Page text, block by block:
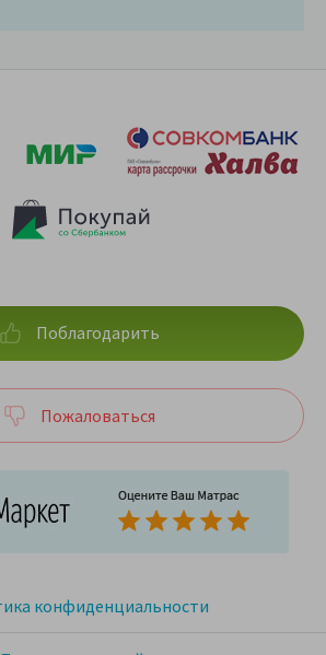
конфиденциальности
Поблагодарить
Пожаловаться